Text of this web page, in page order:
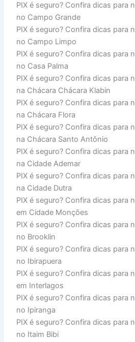
PIX é seguro? Confira dicas para
no Campo Grande
PIX é seguro? Confira dicas para
no Campo Limpo
PIX é seguro? Confira dicas para
no Casa Palma
PIX é seguro? Confira dicas para
na Chácara Chácara Klabin
PIX é seguro? Confira dicas para
na Chácara Flora
PIX é seguro? Confira dicas para
na Chácara Santo Antônio
PIX é seguro? Confira dicas para
na Cidade Ademar
PIX é seguro? Confira dicas para
na Cidade Dutra
PIX é seguro? Confira dicas para
em Cidade Monções
PIX é seguro? Confira dicas para
no Brooklin
PIX é seguro? Confira dicas para
no Ibirapuera
PIX é seguro? Confira dicas para
em Interlagos
PIX é seguro? Confira dicas para
no Ipiranga
PIX é seguro? Confira dicas para
no Itaim Bibi